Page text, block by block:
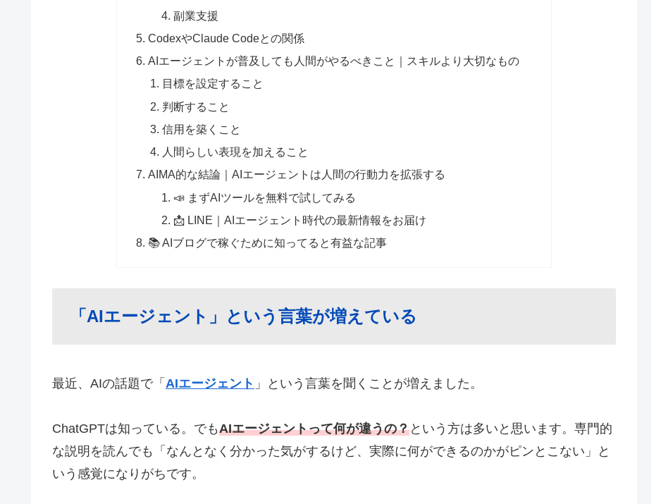
副業支援
CodexやClaude Codeとの関係
AIエージェントが普及しても人間がやるべきこと｜スキルより大切なもの
目標を設定すること
判断すること
信用を築くこと
人間らしい表現を加えること
AIMA的な結論｜AIエージェントは人間の行動力を拡張する
📣 まずAIツールを無料で試してみる
📩 LINE｜AIエージェント時代の最新情報をお届け
📚 AIブログで稼ぐために知ってると有益な記事
「AIエージェント」という言葉が増えている
最近、AIの話題で「 AIエージェント 」という言葉を聞くことが増えました。
ChatGPTは知っている。でもAIエージェントって何が違うの？という方は多いと思います。専門的
な説明を読んでも「なんとなく分かった気がするけど、実際に何ができるのかがピンとこない」と
いう感覚になりがちです。